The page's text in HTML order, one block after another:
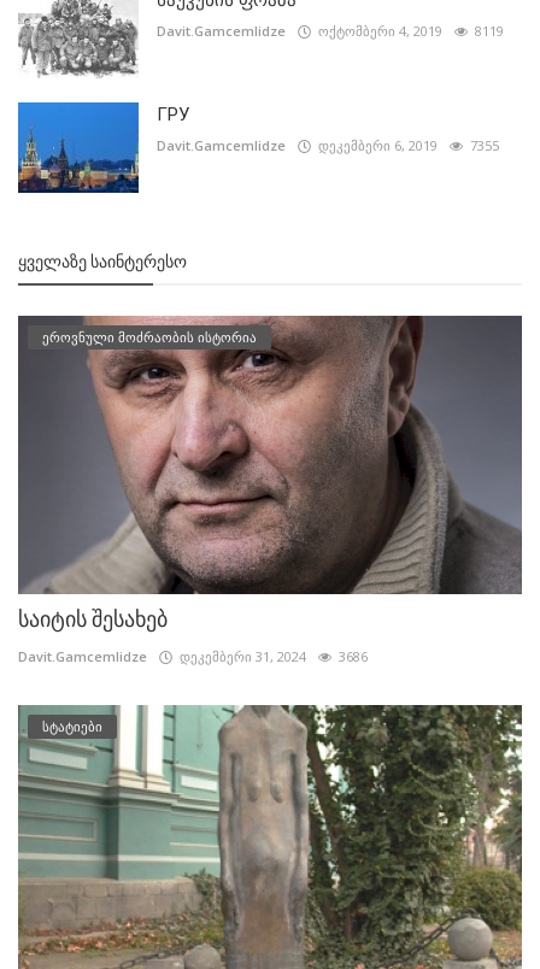
Davit.Gamcemlidze ოქტომბერი 4, 2019 8119
ГРУ
Davit.Gamcemlidze დეკემბერი 6, 2019 7355
ᲧᲕᲔᲚᲐᲖᲔ ᲡᲐᲘᲜᲢᲔᲠᲔᲡᲝ
ეროვნული მოძრაობის ისტორია
საიტის შესახებ
Davit.Gamcemlidze დეკემბერი 31, 2024 3686
სტატიები